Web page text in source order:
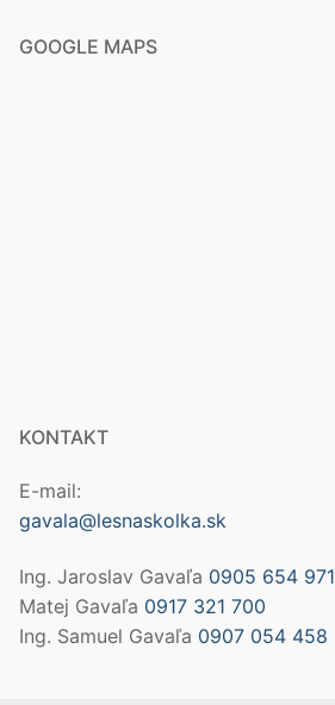
GOOGLE MAPS
KONTAKT
E-mail:
gavala@lesnaskolka.sk
Ing. Jaroslav Gavaľa 0905 654 971
Matej Gavaľa 0917 321 700
Ing. Samuel Gavaľa 0907 054 458